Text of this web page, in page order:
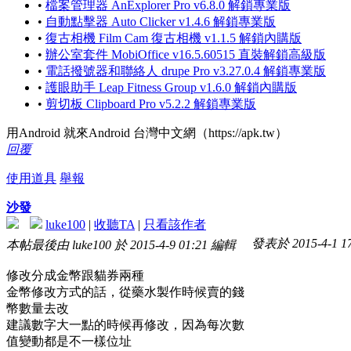
• 檔案管理器 AnExplorer Pro v6.8.0 解鎖專業版
• 自動點擊器 Auto Clicker v1.4.6 解鎖專業版
• 復古相機 Film Cam 復古相機 v1.1.5 解鎖內購版
• 辦公室套件 MobiOffice v16.5.60515 直裝解鎖高級版
• 電話撥號器和聯絡人 drupe Pro v3.27.0.4 解鎖專業版
• 護眼助手 Leap Fitness Group v1.6.0 解鎖內購版
• 剪切板 Clipboard Pro v5.2.2 解鎖專業版
用Android 就來Android 台灣中文網（https://apk.tw）
回覆
使用道具 舉報
沙發
luke100 | 收聽TA | 只看該作者
發表於 2015-4-1
本帖最後由 luke100 於 2015-4-9 01:21 編輯
修改分成金幣跟貓券兩種
金幣修改方式的話，從藥水製作時候賣的錢
幣數量去改
建議數字大一點的時候再修改，因為每次數
值變動都是不一樣位址